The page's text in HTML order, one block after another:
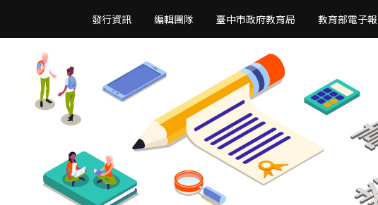
主
發行資訊 編輯團隊 臺中市政府教育局 教育部電子報